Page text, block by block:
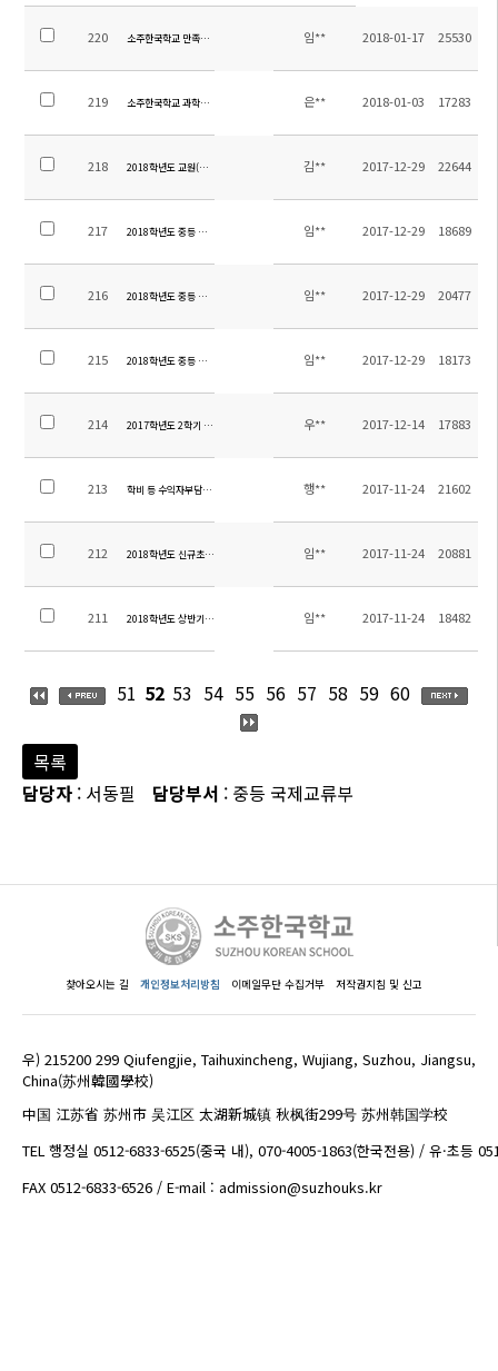
220 소주한국학교 만족도조사 결과보고-2017학년도 2학기
임** 2018-01-17 25530
219 소주한국학교 과학실 구축 입찰공고 은** 2018-01-03 17283
218 2018학년도 교원(중국어) 채용 공고 김** 2017-12-29 22644
217 2018학년도 중등 중국어과 교재목록 임** 2017-12-29 18689
216 2018학년도 중등 영어과 교재목록 임** 2017-12-29 20477
215 2018학년도 중등 교과서목록 임** 2017-12-29 18173
214 2017학년도 2학기 중등 현장체험학습 만족도 조사 실시 결과 및 경비 정산 내역
우** 2017-12-14 17883
213 학비 등 수익자부담경비 납부 관련 안내 행** 2017-11-24 21602
212 2018학년도 신규초빙교원 추가선발 공고 임** 2017-11-24 20881
211 2018학년도 상반기 교원채용 결과 임** 2017-11-24 18482
51 52 53 54 55 56 57 58 59 60
목록
담당자 : 서동필 담당부서 : 중등 국제교류부
찾아오시는 길 개인정보처리방침 이메일무단 수집거부 저작권지침 및 신고
우) 215200 299 Qiufengjie, Taihuxincheng, Wujiang, Suzhou, Jiangsu,
China(苏州韓國學校)
中国 江苏省 苏州市 吴江区 太湖新城镇 秋枫街299号 苏州韩国学校
TEL 행정실 0512-6833-6525(중국 내), 070-4005-1863(한국전용) / 유·초등
FAX 0512-6833-6526 / E-mail : admission@suzhouks.kr